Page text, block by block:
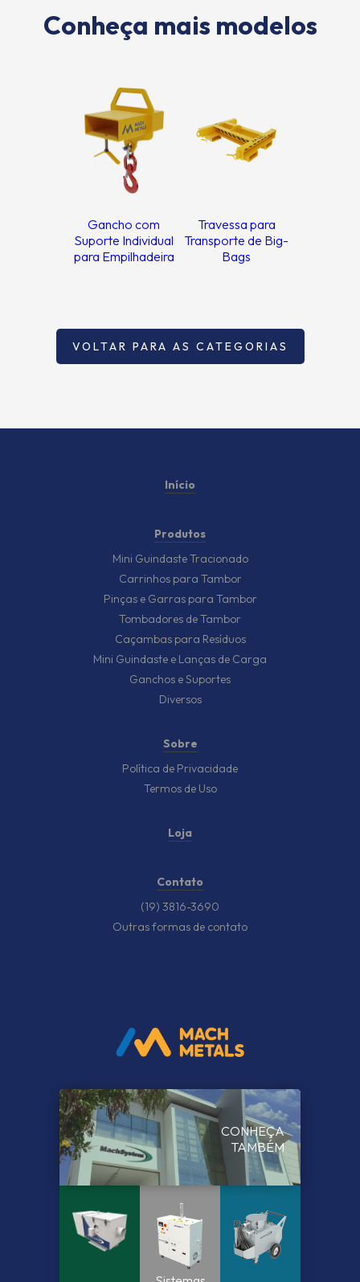
Conheça mais modelos
Gancho com
Suporte Individual
para Empilhadeira
Travessa para
Transporte de Big-
Bags
VOLTAR PARA AS CATEGORIAS
Início
Produtos
Mini Guindaste Tracionado
Carrinhos para Tambor
Pinças e Garras para Tambor
Tombadores de Tambor
Caçambas para Resíduos
Mini Guindaste e Lanças de Carga
Ganchos e Suportes
Diversos
Sobre
Política de Privacidade
Termos de Uso
Loja
Contato
(19) 3816-3690
Outras formas de contato
CONHEÇA
TAMBÉM